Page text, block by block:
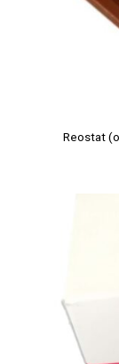
Reostat